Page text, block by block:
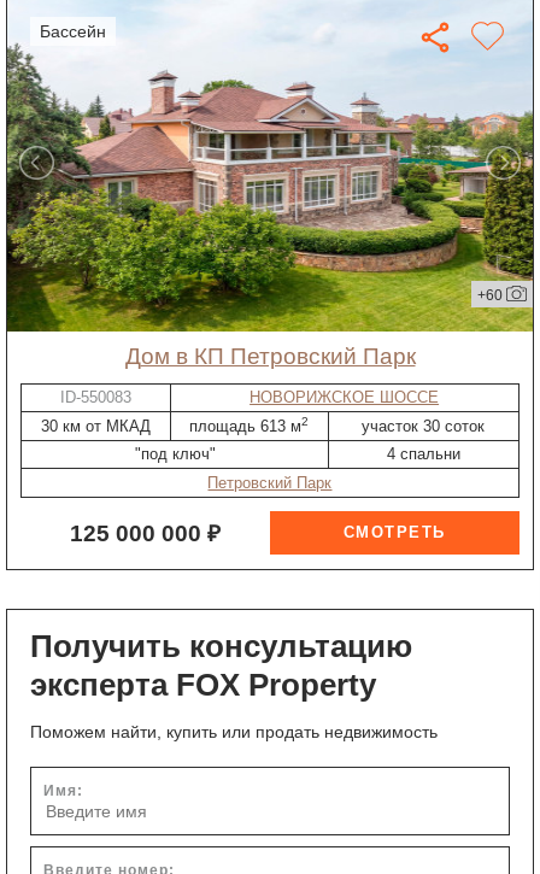
бассейн
+60
дом в КП Петровский Парк
ID-550083
НОВОРИЖСКОЕ ШОССЕ
30 км от МКАД
площадь 613 м2
участок 30 соток
"под ключ"
4 спальни
Петровский Парк
125 000 000 ₽
Получить консультацию
эксперта FOX Property
Поможем найти, купить или продать недвижимость
Имя:
Введите номер: